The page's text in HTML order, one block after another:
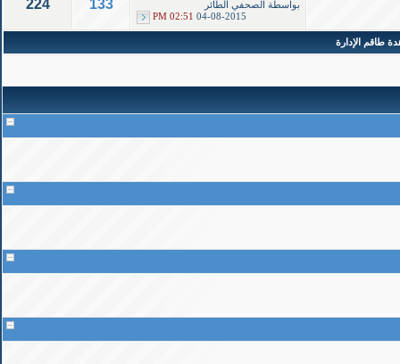
بواسطة
الصحفي الطائر
04-08-2015
02:51 PM
133
224
طاقم الإدارة